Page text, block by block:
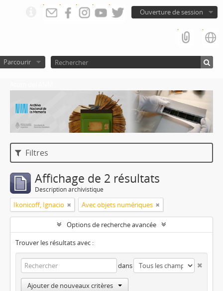
Ouverture de session
Parcourir
Filtres
Affichage de 2 résultats
Description archivistique
Ikonicoff, Ignacio Avec objets numériques
Options de recherche avancée
Trouver les résultats avec :
dans
Ajouter de nouveaux critères